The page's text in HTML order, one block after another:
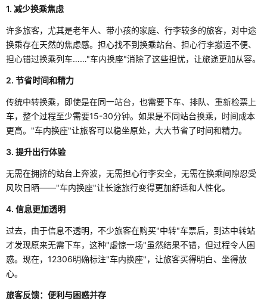
1. 减少换乘焦虑
许多旅客，尤其是老年人、带小孩的家庭、行李较多的旅客，对中途
换乘存在天然的焦虑感。担心找不到换乘站台、担心行李搬运不便、
担心错过换乘列车……"车内换座"消除了这些担忧，让旅途更加从容。
2. 节省时间和精力
传统中转换乘，即使是在同一站台，也需要下车、排队、重新检票上
车，整个过程至少需要15-30分钟。如果是不同站台换乘，时间成本
更高。"车内换座"让旅客可以稳坐原处，大大节省了时间和精力。
3. 提升出行体验
无需在拥挤的站台上奔波，无需担心行李安全，无需在换乘间隙忍受
风吹日晒——"车内换座"让长途旅行变得更加舒适和人性化。
4. 信息更加透明
过去，由于信息不透明，不少旅客在购买"中转"车票后，到达中转站
才发现原来无需下车，这种"虚惊一场"虽然结果不错，但过程令人困
惑。现在，12306明确标注"车内换座"，让旅客买得明白、坐得放
心。
旅客反馈：便利与困惑并存